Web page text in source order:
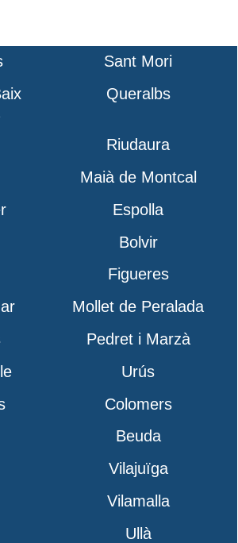
Sant Mori
Queralbs
Riudaura
Maià de Montcal
Espolla
Bolvir
Figueres
Mollet de Peralada
Pedret i Marzà
Urús
Colomers
Beuda
Vilajuïga
Vilamalla
Ullà